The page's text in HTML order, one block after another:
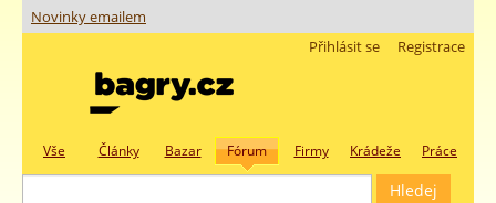
Novinky emailem
Registrace
Přihlásit se
Vše Články Bazar Fórum Firmy Krádeže Práce